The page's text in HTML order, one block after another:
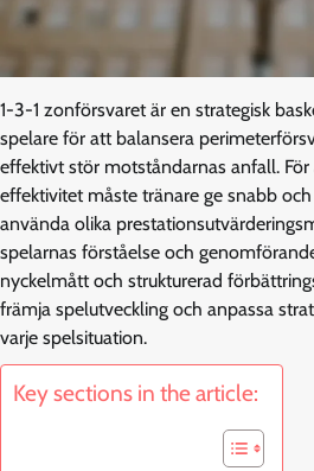
1-3-1 zonförsvaret är en strategisk
spelare för att balansera
effektivt stör motståndarnas anfall.
effektivitet måste tränare ge snabb
använda olika
spelarnas förståelse och
nyckelmått och strukturerad
främja spelutveckling och anpassa
varje spelsituation.
Key sections in the article: